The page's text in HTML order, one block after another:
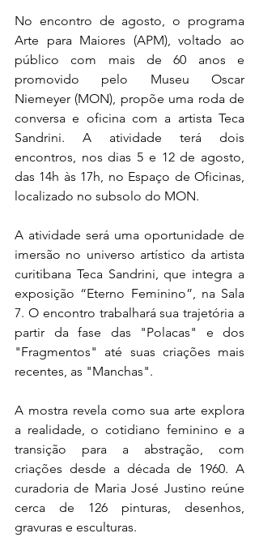
No encontro de agosto, o programa
Arte para Maiores (APM), voltado ao
público com mais de 60 anos e
promovido pelo Museu Oscar
Niemeyer (MON), propõe uma roda de
conversa e oficina com a artista Teca
Sandrini. A atividade terá dois
encontros, nos dias 5 e 12 de agosto,
das 14h às 17h, no Espaço de Oficinas,
localizado no subsolo do MON.
A atividade será uma oportunidade de
imersão no universo artístico da artista
curitibana Teca Sandrini, que integra a
exposição “Eterno Feminino”, na Sala
7. O encontro trabalhará sua trajetória a
partir da fase das "Polacas" e dos
"Fragmentos" até suas criações mais
recentes, as "Manchas".
A mostra revela como sua arte explora
a realidade, o cotidiano feminino e a
transição para a abstração, com
criações desde a década de 1960. A
curadoria de Maria José Justino reúne
cerca de 126 pinturas, desenhos,
gravuras e esculturas.